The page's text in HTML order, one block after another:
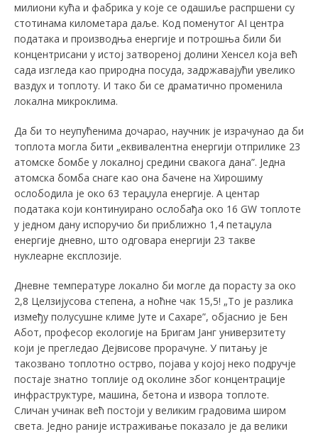
милиони кућа и фабрика у које се одашиље распршени су
стотинама километара даље. Kод поменутог АI центра
података и производња енергије и потрошња били би
концентрисани у истој затвореној долини Хенсел која већ
сада изгледа као природна посуда, задржавајући увелико
ваздух и топлоту. И тако би се драматично променила
локална микроклима.
Да би то неупућенима дочарао, научник је израчунао да би
топлота могла бити „еквивалентна енергији отприлике 23
атомске бомбе у локалној средини свакога дана”. Једна
атомска бомба снаге као она бачене на Хирошиму
ослободила је око 63 тераџула енергије. А центар
података који континуирано ослобађа око 16 GW топлоте
у једном дану испоручио би приближно 1,4 петаџула
енергије дневно, што одговара енергији 23 такве
нуклеарне експлозије.
Дневне температуре локално би могле да порасту за око
2,8 Целзијусова степена, а ноћне чак 15,5! „То је разлика
између полусушне климе Јуте и Сахаре”, објаснио је Бен
Абот, професор екологије на Бригам Јанг универзитету
који је прегледао Дејвисове прорачуне. У питању је
такозвано топлотно острво, појава у којој неко подручје
постаје знатно топлије од околине због концентрације
инфраструктуре, машина, бетона и извора топлоте.
Сличан учинак већ постоји у великим градовима широм
света. Једно раније истраживање показало је да велики